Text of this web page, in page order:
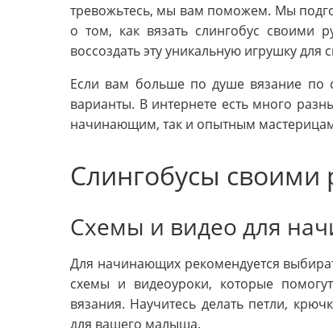
тревожьтесь, мы вам поможем. Мы
о том, как вязать слингобус своими
воссоздать эту уникальную игрушку для
Если вам больше по душе вязание по
варианты. В интернете есть много
начинающим, так и опытным
Слингобусы
Схемы и видео для
Для начинающих рекомендуется
схемы и видеоуроки, которые
вязания. Научитесь делать петли,
для вашего малыша.